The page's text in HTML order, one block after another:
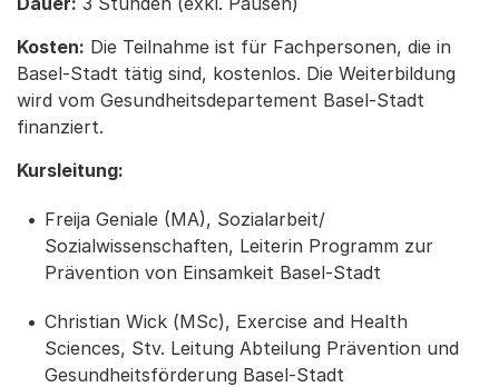
Kosten: Die Teilnahme ist für Fachpersonen, die in
Basel-Stadt tätig sind, kostenlos. Die Weiterbildung
wird vom Gesundheitsdepartement Basel-Stadt
finanziert.
Kursleitung:
Freija Geniale (MA), Sozialarbeit/
Sozialwissenschaften, Leiterin Programm zur
Prävention von Einsamkeit Basel-Stadt
Christian Wick (MSc), Exercise and Health
Sciences, Stv. Leitung Abteilung Prävention und
Gesundheitsförderung Basel-Stadt